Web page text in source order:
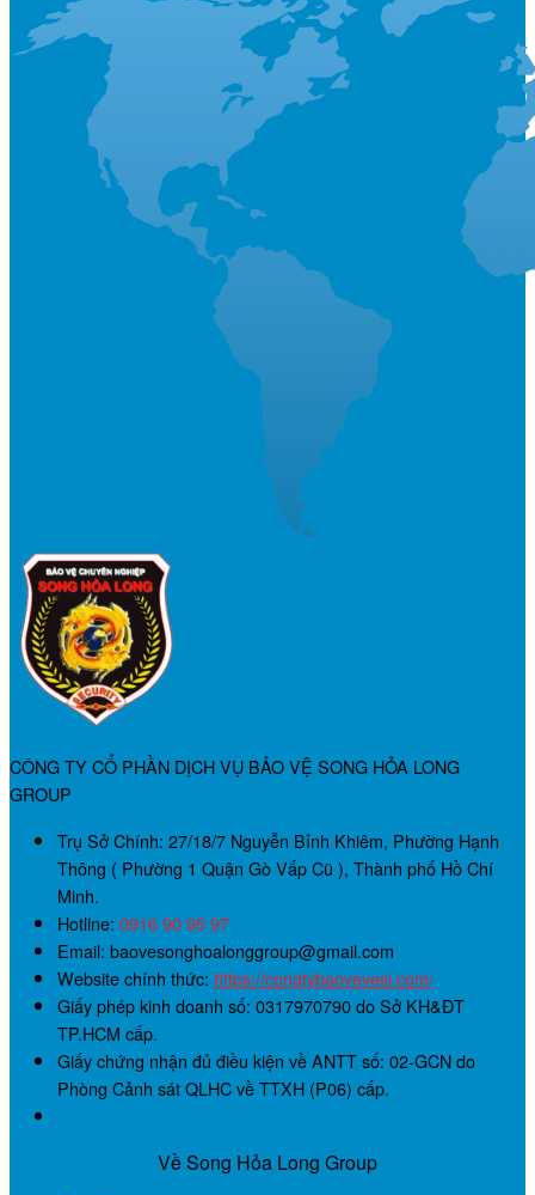
CÔNG TY CỔ PHẦN DỊCH VỤ BẢO VỆ SONG HỎA LONG
GROUP
Trụ Sở Chính: 27/18/7 Nguyễn Bỉnh Khiêm, Phường Hạnh
Thông ( Phường 1 Quận Gò Vấp Cũ ), Thành phố Hồ Chí
Minh.
Hotline: 0916 90 95 97
Email: baovesonghoalonggroup@gmail.com
Website chính thức: https://congtybaovevesi.com/
Giấy phép kinh doanh số: 0317970790do Sở KH&ĐT
TP.HCM cấp.
Giấy chứng nhận đủ điều kiện về ANTT số: 02-GCNdo
Phòng Cảnh sát QLHC về TTXH (P06) cấp.
Về Song Hỏa Long Group